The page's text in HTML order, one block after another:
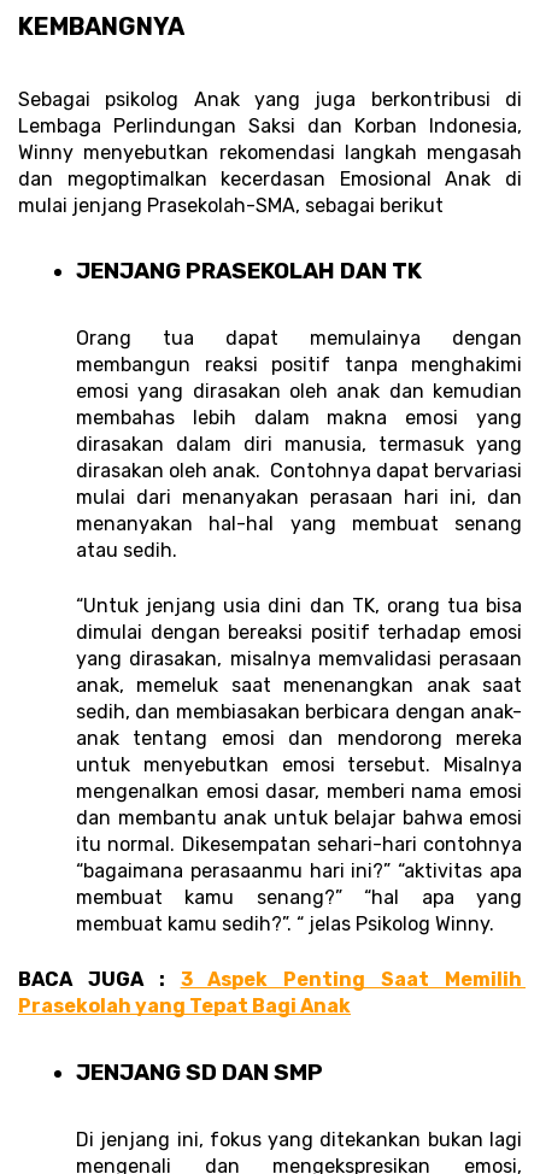
KEMBANGNYA
Sebagai psikolog Anak yang juga berkontribusi di
Lembaga Perlindungan Saksi dan Korban Indonesia,
Winny menyebutkan rekomendasi langkah mengasah
dan megoptimalkan kecerdasan Emosional Anak di
mulai jenjang Prasekolah-SMA, sebagai berikut
JENJANG PRASEKOLAH DAN TK
Orang tua dapat memulainya dengan
membangun reaksi positif tanpa menghakimi
emosi yang dirasakan oleh anak dan kemudian
membahas lebih dalam makna emosi yang
dirasakan dalam diri manusia, termasuk yang
dirasakan oleh anak.  Contohnya dapat bervariasi
mulai dari menanyakan perasaan hari ini, dan
menanyakan hal-hal yang membuat senang
atau sedih.
“Untuk jenjang usia dini dan TK, orang tua bisa
dimulai dengan bereaksi positif terhadap emosi
yang dirasakan, misalnya memvalidasi perasaan
anak, memeluk saat menenangkan anak saat
sedih, dan membiasakan berbicara dengan anak-
anak tentang emosi dan mendorong mereka
untuk menyebutkan emosi tersebut. Misalnya
mengenalkan emosi dasar, memberi nama emosi
dan membantu anak untuk belajar bahwa emosi
itu normal. Dikesempatan sehari-hari contohnya
“bagaimana perasaanmu hari ini?” “aktivitas apa
membuat kamu senang?” “hal apa yang
membuat kamu sedih?”. “ jelas Psikolog Winny.
BACA JUGA : 3 Aspek Penting Saat Memilih
Prasekolah yang Tepat Bagi Anak
JENJANG SD DAN SMP
Di jenjang ini, fokus yang ditekankan bukan lagi
mengenali dan mengekspresikan emosi,